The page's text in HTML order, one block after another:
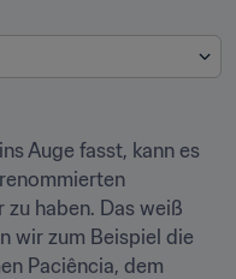
Auge fasst, kann es
zu haben. Das weiß
wir zum Beispiel die
Paciência, dem